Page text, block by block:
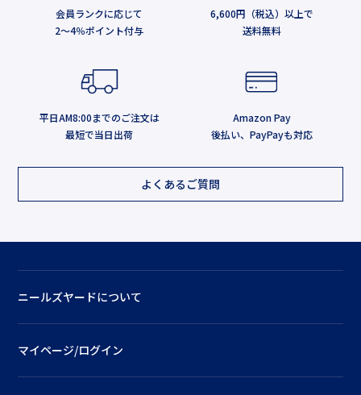
会員ランクに応じて
2～4％ポイント付与
6,600円（税込）以上で
送料無料
平日AM8:00までのご注文は
最短で当日出荷
Amazon Pay
後払い、PayPayも対応
よくあるご質問
ニールズヤードについて
マイページ/ログイン